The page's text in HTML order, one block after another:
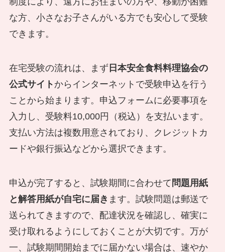
な方、小さなお子さんがいる方でも安心して受験
できます。
在宅受験の流れは、まず日本安全食料料理協会の
公式サイト からインターネットで受験申込を行う
ことから始まります。申込フォームに必要事項を
入力し、受験料10,000円（税込）を支払います。
支払い方法は複数用意されており、クレジットカ
ードや銀行振込などから選択できます。
申込が完了すると、試験期間に合わせて 問題用紙
と解答用紙が自宅に届き ます。試験問題は郵送で
送られてきますので、配達状況を確認し、確実に
受け取れるようにしておくことが大切です。万が
一、試験期間開始までに届かない場合は、速やか